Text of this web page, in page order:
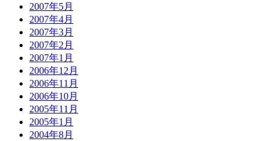
2007年5月
2007年4月
2007年3月
2007年2月
2007年1月
2006年12月
2006年11月
2006年10月
2005年11月
2005年1月
2004年8月